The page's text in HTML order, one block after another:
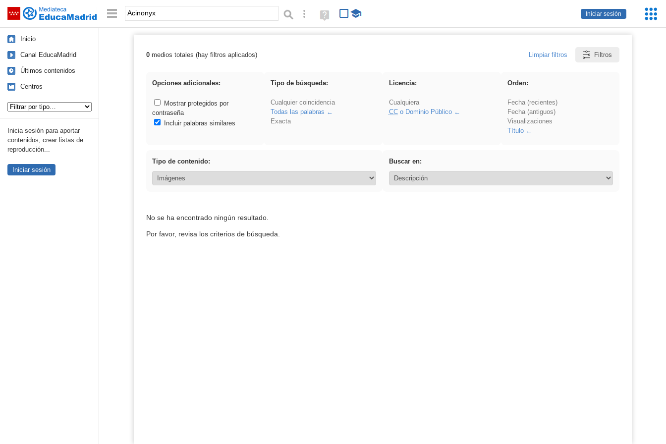
Saltar navegación
Iniciar sesión
Palabra o frase: Búsqueda avanzada
Ayuda
(en
Inicio
Canal EducaMadrid
Últimos contenidos
Centros
Inicia sesión para aportar
contenidos, crear listas de
reproducción...
Iniciar sesión
Resultados de: Acinonyx
0medios totales (hay filtros aplicados) Limpiar filtros Filtros
Opciones adicionales:
Mostrar protegidos por
contraseña
Incluir palabras similares
Tipo de búsqueda:
Cualquier coincidencia
Todas las palabras
Exacta
Licencia:
Cualquiera
CCo Dominio Público
Orden:
Fecha (recientes)
Fecha (antiguos)
Visualizaciones
Título
Tipo de contenido: Buscar en:
No se ha encontrado ningún resultado.
Por favor, revisa los criterios de búsqueda.